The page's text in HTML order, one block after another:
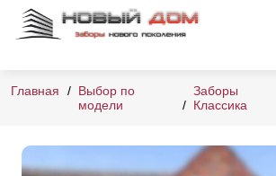
Главная
Выбор по
модели
Заборы
Классика